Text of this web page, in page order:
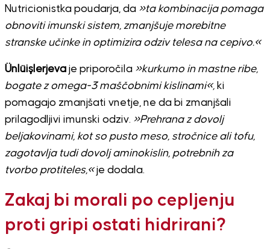
Nutricionistka poudarja, da »ta kombinacija pomaga
obnoviti imunski sistem, zmanjšuje morebitne
stranske učinke in optimizira odziv telesa na cepivo.«
Ünlüişlerjevaje priporočila »kurkumo in mastne ribe,
bogate z omega-3 maščobnimi kislinami«,ki
pomagajo zmanjšati vnetje, ne da bi zmanjšali
prilagodljivi imunski odziv. »Prehrana z dovolj
beljakovinami, kot so pusto meso, stročnice ali tofu,
zagotavlja tudi dovolj aminokislin, potrebnih za
tvorbo protiteles,«je dodala.
Zakaj bi morali po cepljenju
proti gripi ostati hidrirani?